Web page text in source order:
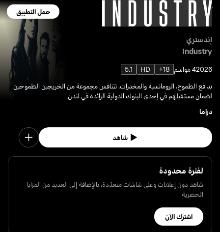
حمل التطبيق
إندستري
Industry
20264 مواسم 18+
HD
5.1
بدافع الطموح، الرومانسية والمخدرات، تتنافس مجموعة من الخريجين الطموحين
لضمان مستقبلهم في إحدى البنوك الدولية الرائدة في لندن.
دراما
شاهد
لفترة محدودة
شاهد دون إعلانات وعلى شاشات متعدّدة، بالإضافة إلى العديد من المزايا
الحصرية
اشترك الآن